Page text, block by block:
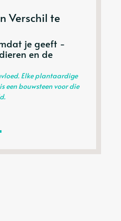
Verschil te
je geeft -
en de
Elke plantaardige
een bouwsteen voor die